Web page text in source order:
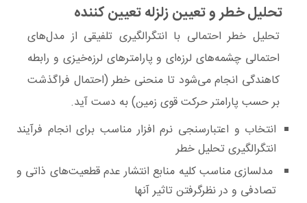
تحلیل خطر و تعیین زلزله تعیین کننده
تحلیل خطر احتمالی با انتگرالگیری تلفیقی از مدل‌های
احتمالی چشمه‌های لرزه‌ای و پارامترهای لرزه‌خیزی و رابطه‌‌
کاهندگی انجام می‌شود تا منحنی خطر (احتمال فراگذشت
بر حسب پارامتر حرکت قوی زمین) به دست آید.
‌انتخاب و اعتبارسنجی نرم افزار مناسب برای انجام فرآیند
انتگرالگیری تحلیل خطر
مدلسازی مناسب کلیه منابع انتشار عدم قطعیت‌های ذاتی و
تصادفی و در نظرگرفتن تاثیر آنها